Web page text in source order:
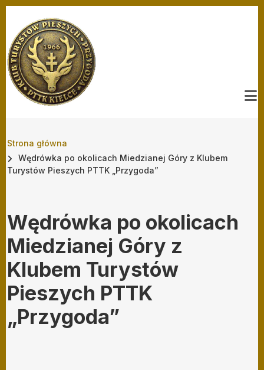
Przejdź do treści
Ścieżka nawigacyjna
Strona główna
Wędrówka po okolicach Miedzianej Góry z Klubem
Turystów Pieszych PTTK „Przygoda”
Wędrówka po okolicach
Miedzianej Góry z
Klubem Turystów
Pieszych PTTK
„Przygoda”